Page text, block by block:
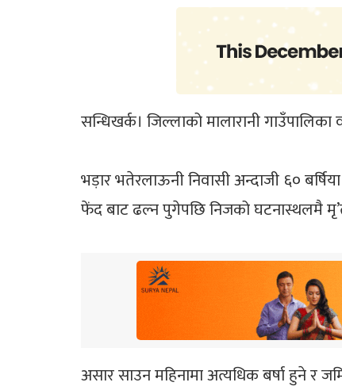
सन्धिखर्क। जिल्लाको मालारानी
भड़ार भतेरलाऊनी निवासी अन्दाजी ६०
फेंद बाट ढल्न पुगेपछि निजको घटनास्थलमै
असार साउन महिनामा अत्यधिक बर्षा हुने र